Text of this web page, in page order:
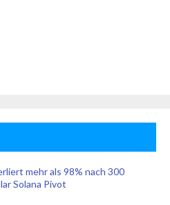
mehr als 98% nach 300
Solana Pivot